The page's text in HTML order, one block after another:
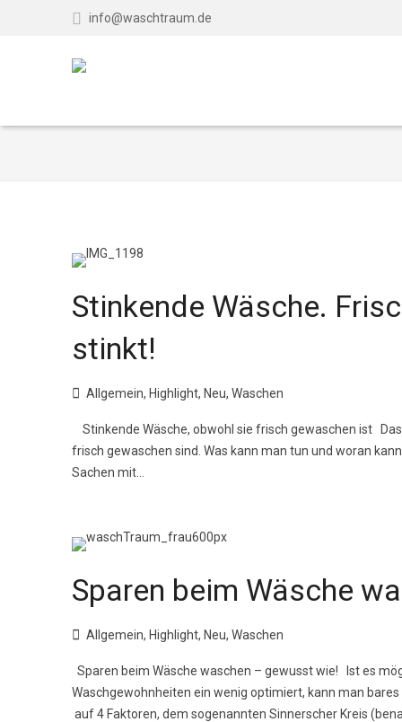
info@waschtraum.de
Stinkende Wäsche.
stinkt!
Allgemein, Highlight, Neu, Waschen
Stinkende Wäsche, obwohl sie frisch gewaschen ist
frisch gewaschen sind. Was kann man tun und woran
Sachen mit...
Sparen beim Wäsche
Allgemein, Highlight, Neu, Waschen
Sparen beim Wäsche waschen – gewusst wie! Ist es
Waschgewohnheiten ein wenig optimiert, kann man
auf 4 Faktoren, dem sogenannten Sinnerscher Kreis